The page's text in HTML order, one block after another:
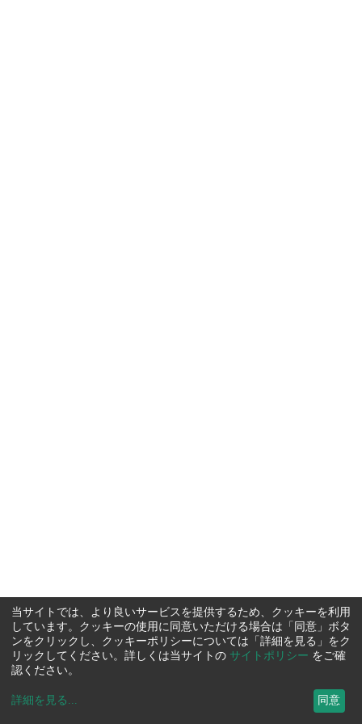
当サイトでは、より良いサービスを提供するため、クッキーを利用
しています。クッキーの使用に同意いただける場合は「同意」ボタ
ンをクリックし、クッキーポリシーについては「詳細を見る」をク
リックしてください。詳しくは当サイトの サイトポリシー をご確
認ください。
詳細を見る ... 同意